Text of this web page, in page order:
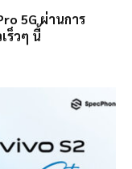
5G ผ่านการ
ร็วๆ นี้